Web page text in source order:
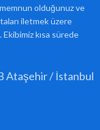
olduğunuz ve
iletmek üzere
kısa sürede
Ataşehir / İstanbul